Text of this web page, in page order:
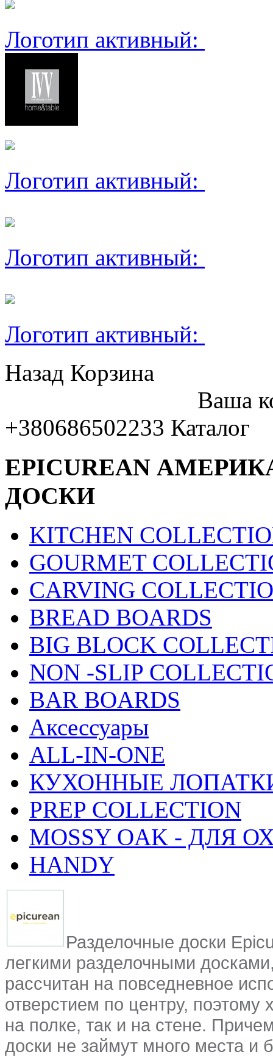
Логотип активный:
Логотип активный:
Логотип активный:
Логотип активный:
Назад Корзина
Ваша
+380686502233 Каталог
EPICUREAN
ДОСКИ
KITCHEN
GOURMET
CARVING
BREAD BOARDS
BIG BLOCK
NON -SLIP
BAR BOARDS
Аксессуары
ALL-IN-ONE
КУХОННЫЕ ЛОПАТКИ
PREP COLLECTION
MOSSY OAK - ДЛЯ
HANDY
Разделочные доски
легкими разделочными
рассчитан на повседневное
отверстием по центру, поэтому
на полке, так и на стене.
доски не займут много места и